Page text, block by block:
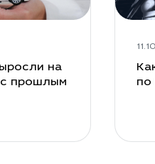
на
с прошлым
по